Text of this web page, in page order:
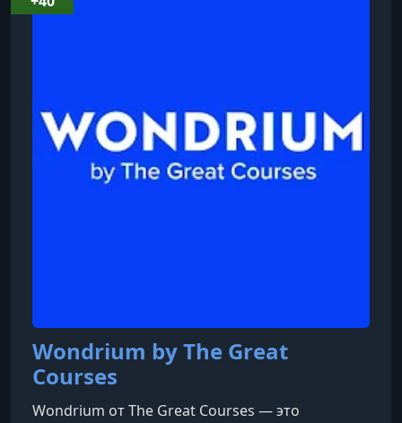
Wondrium by The Great
Courses
Wondrium от The Great Courses — это